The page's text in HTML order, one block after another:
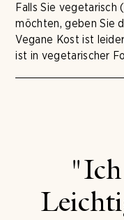
Falls Sie vegetarisch
möchten, geben Sie
Vegane Kost ist
ist in vegetarischer